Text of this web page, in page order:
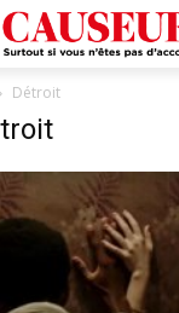
Détroit